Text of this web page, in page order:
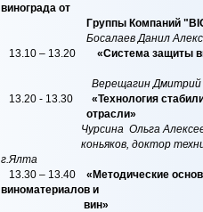
винограда от
Группы Компаний
Босалаев Данил
13.10 – 13.20 «Система защиты
Верещагин
13.20 - 13.30 «Технология
отрасли»
Чурсина Ольга
коньяков, доктор
г.Ялта
13.30 – 13.40
«Методические
виноматериалов и
вин»